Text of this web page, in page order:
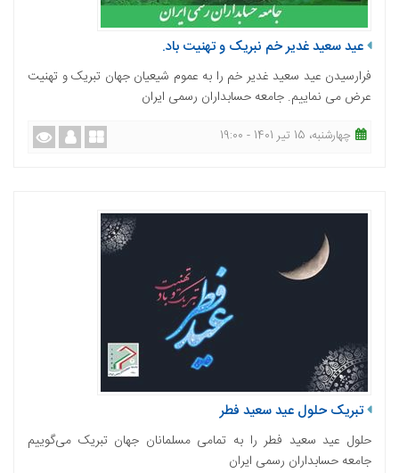
عید سعید غدیر خم نبریک و تهنیت باد.
فرارسیدن عید سعید غدیر خم را به عموم شیعیان جهان تبریک و تهنیت
عرض می نماییم. جامعه حسابداران رسمی ایران
چهارشنبه، 15 تیر 1401 - 19:00
تبریک حلول عید سعید فطر
حلول عید سعید فطر را به تمامی مسلمانان جهان تبریک می‌گوییم
جامعه حسابداران رسمی ایران